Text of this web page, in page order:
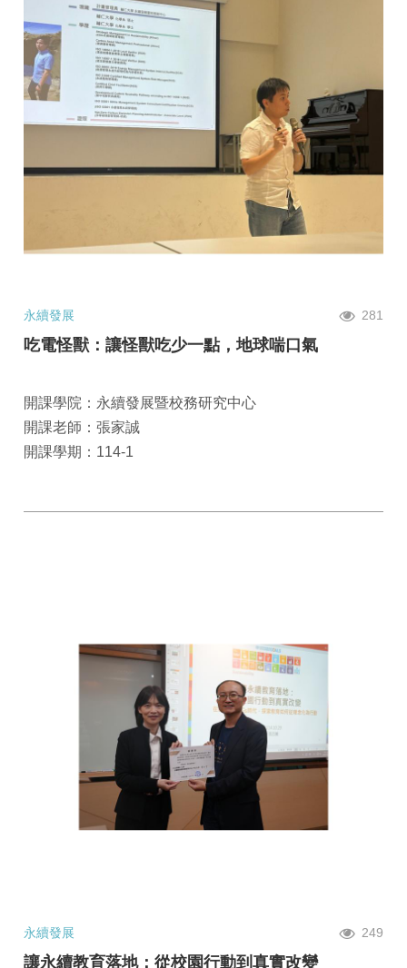
永續發展 281
吃電怪獸：讓怪獸吃少一點，地球喘口氣
開課學院：永續發展暨校務研究中心
開課老師：張家誠
開課學期：114-1
永續發展 249
讓永續教育落地：從校園行動到真實改變